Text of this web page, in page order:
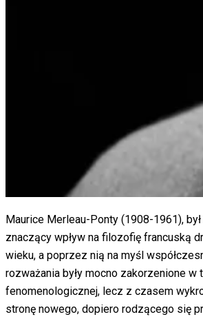
Maurice Merleau-Ponty (1908-1961),
znaczący wpływ na filozofię francuską
wieku, a poprzez nią na myśl
rozważania były mocno zakorzenione w
fenomenologicznej, lecz z czasem
stronę nowego, dopiero rodzącego się